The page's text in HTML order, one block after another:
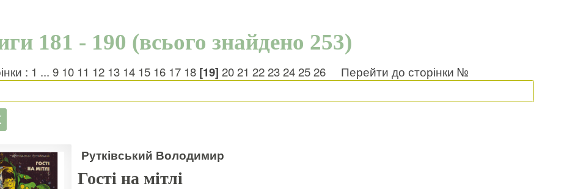
181 - 190 (всього знайдено 253)
: 1 ... 9 10 11 12 13 14 15 16 17 18 [19] 20 21 22 23 24 25 26 Перейти до сторінки №
Рутківський Володимир
Гості на мітлі